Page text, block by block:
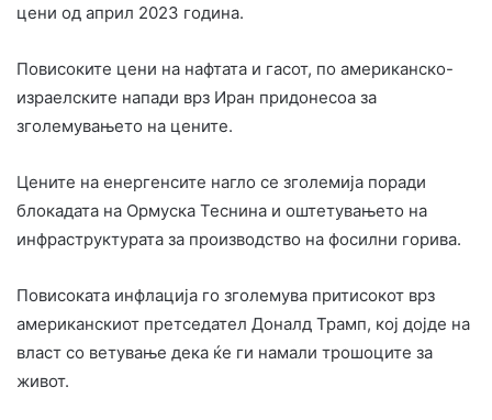
цени од април 2023 година.
Повисоките цени на нафтата и гасот, по американско-
израелските напади врз Иран придонесоа за
зголемувањето на цените.
Цените на енергенсите нагло се зголемија поради
блокадата на Ормуска Теснина и оштетувањето на
инфраструктурата за производство на фосилни горива.
Повисоката инфлација го зголемува притисокот врз
американскиот претседател Доналд Трамп, кој дојде на
власт со ветување дека ќе ги намали трошоците за
живот.